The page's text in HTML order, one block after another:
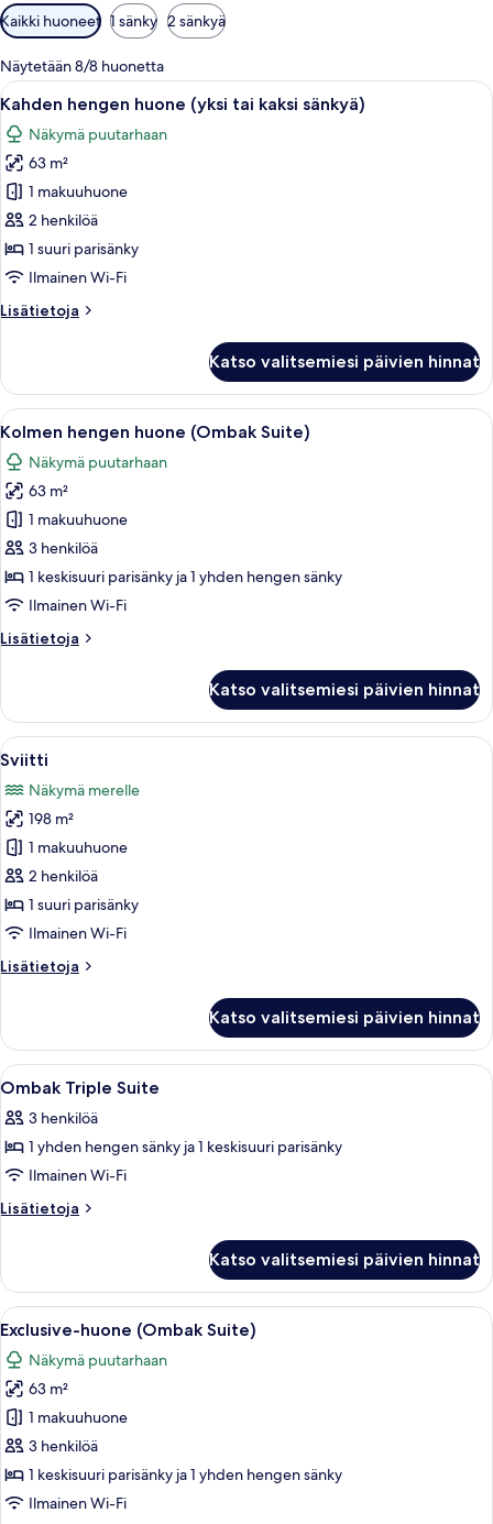
Huoneille
saatavilla
olevia
suodattimia
Kaikki huoneet 1 sänky 2 sänkyä
Näytetään 8/8 huonetta
Avaa
kaikki
huonetyypin
Kahden
hengen
huone
(yksi
tai
sänkyä)
Hotellihuone, jossa on suuri sänky,
6
Kahden hengen huone (yksi tai kaksi sänkyä)
Näkymä puutarhaan
63 m²
1 makuuhuone
2 henkilöä
1 suuri parisänky
Ilmainen Wi-Fi
Lisätietoja
Lisätietoja
huone
(yksi
tai
sänkyä)
Katso valitsemiesi päivien hinnat
Avaa
kaikki
huonetyypin
Kolmen
hengen
huone
(Ombak
Suite)
Hotellihuone, jossa on kaksi
4
Kolmen hengen huone (Ombak Suite)
Näkymä puutarhaan
63 m²
1 makuuhuone
3 henkilöä
1 keskisuuri parisänky ja 1 yhden hengen sänky
Ilmainen Wi-Fi
Lisätietoja
Lisätietoja
huone
(Ombak
Suite)
Katso valitsemiesi päivien hinnat
Avaa
kaikki
huonetyypin
Sviitti
kuvat
Hotellihuone, jossa on suuri sänky,
10
Sviitti
Näkymä merelle
198 m²
1 makuuhuone
2 henkilöä
1 suuri parisänky
Ilmainen Wi-Fi
Lisätietoja
Lisätietoja
Katso valitsemiesi päivien hinnat
Avaa
kaikki
huonetyypin
Ombak
Triple
Suite
Tallelokero huoneessa, työpöytä,
6
Ombak Triple Suite
3 henkilöä
1 yhden hengen sänky ja 1 keskisuuri parisänky
Ilmainen Wi-Fi
Lisätietoja
Lisätietoja
Suite
Katso valitsemiesi päivien hinnat
Avaa
kaikki
huonetyypin
Exclusive-
huone
(Ombak
Suite)
kuvat
Hotellihuone, jossa on kaksi
4
Exclusive-huone (Ombak Suite)
Näkymä puutarhaan
63 m²
1 makuuhuone
3 henkilöä
1 keskisuuri parisänky ja 1 yhden hengen sänky
Ilmainen Wi-Fi